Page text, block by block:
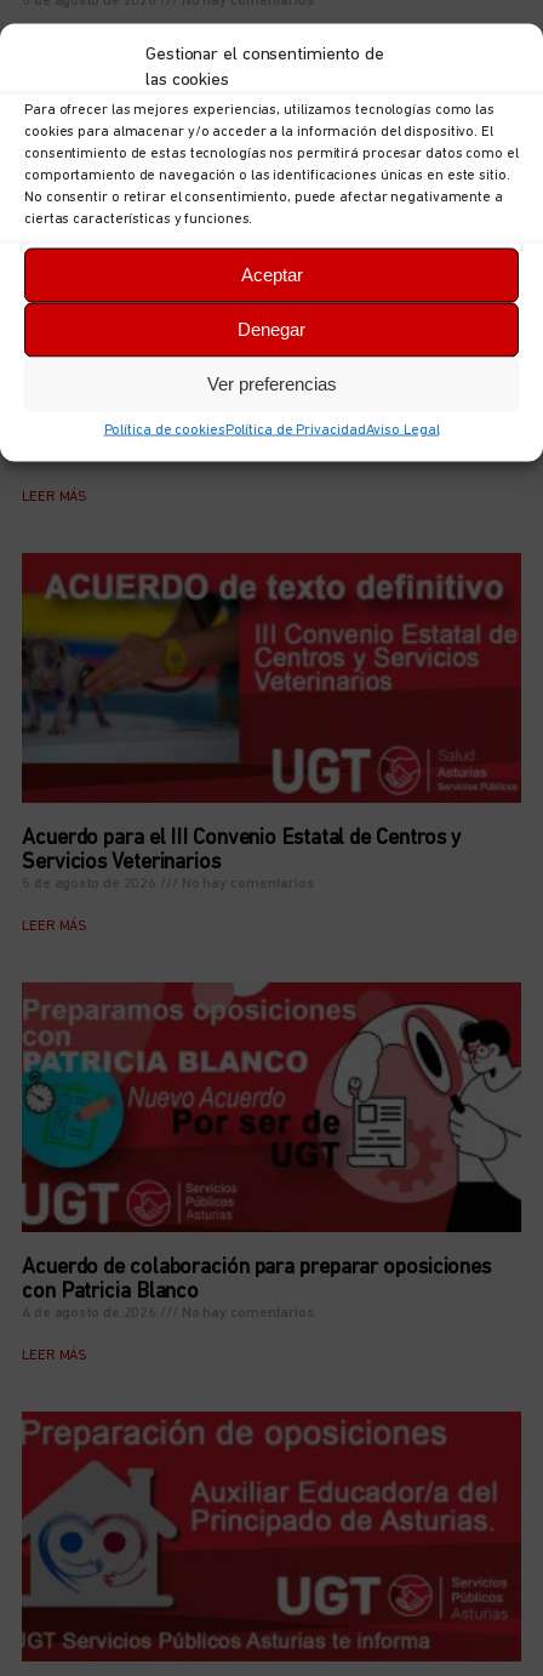
Gestionar el consentimiento de
las cookies
Para ofrecer las mejores experiencias, utilizamos tecnologías como las
cookies para almacenar y/o acceder a la información del dispositivo. El
consentimiento de estas tecnologías nos permitirá procesar datos como el
comportamiento de navegación o las identificaciones únicas en este sitio.
No consentir o retirar el consentimiento, puede afectar negativamente a
ciertas características y funciones.
Aceptar
Denegar
Ver preferencias
Política de cookiesPolítica de PrivacidadAviso Legal
UGT Autonómica informa: documentación sobre
Justicia y Asuntos Europeos
LEER MÁS
Acuerdo para el III Convenio Estatal de Centros y
Servicios Veterinarios
5 de agosto de 2026 No hay comentarios
LEER MÁS
Acuerdo de colaboración para preparar oposiciones
con Patricia Blanco
4 de agosto de 2026 No hay comentarios
LEER MÁS